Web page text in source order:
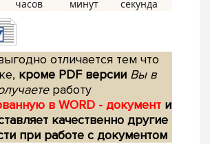
отличается тем что
кроме PDF версии Вы в
работу
в WORD - документ и
качественно другие
при работе с документом